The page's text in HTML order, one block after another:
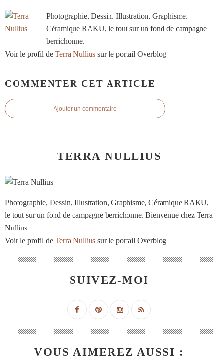
Photographie, Dessin, Illustration, Graphisme,
Céramique RAKU, le tout sur un fond de campagne
berrichonne.
Voir le profil de Terra Nullius sur le portail Overblog
COMMENTER CET ARTICLE
Ajouter un commentaire
TERRA NULLIUS
Photographie, Dessin, Illustration, Graphisme, Céramique RAKU,
le tout sur un fond de campagne berrichonne. Bienvenue chez Terra
Nullius.
Voir le profil de Terra Nullius sur le portail Overblog
SUIVEZ-MOI
VOUS AIMEREZ AUSSI :